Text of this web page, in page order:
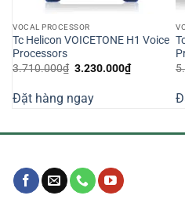
VOCAL PROCESSOR
Tc Helicon VOICETONE H1 Voice
Processors
3.710.000₫ Giá
3.710.000₫.
3.230.000₫Giá
hiện
Đặt hàng ngay